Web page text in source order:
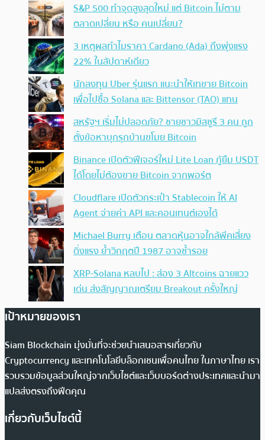
S&P 500 ทำจุดสูงสุดใหม่ แต่ Bitcoin ไม่ตาม
ตลาดเปลี่ยน หรือ คนเปลี่ยน?
3 เหตุผลทำไมราคา Cardano (Ada) ถึงพุ่งแรง
22% ในสัปดาห์เดียว
นักลงทุน Uber รุ่นแรก แนะนำให้เทขาย Bitcoin
เพื่อไปซื้อ Solana และ Bittensor (TAO) แทน
สหรัฐฯ เริ่มไม่ปลอดภัย? ชายชาวมิสซูรี 3 คน ถูก
ตั้งข้อหาบุกรุกบ้านขโมย Bitcoin
Binance เปิดตัวฟีเจอร์ใหม่ Lite Loan กู้ยืม USDT
ได้โดยไม่ต้องขาย Bitcoin จากพอร์ต
Cloudflare เปิดตัวกระเป๋า Stablecoin ให้ AI
Agent จ่ายค่า API และคอนเทนต์เองได้
Michael Burry เตือน ตลาดหุ้นอาจใกล้พีคเสี่ยง
ดิ่งแรง ย้ำวิกฤตปี 1987 อาจซ้ำรอย
XRP-Solana หลบไป : ส่อง 3 Altcoins ฉายแวว
เด่น ส่งสัญญาณเตรียม Breakout ครั้งใหญ่
เป้าหมายของเรา
Siam Blockchain มุ่งมั่นที่จะช่วยนำเสนอสารเกี่ยวกับ
Cryptocurrency และเทคโนโลยีบล็อกเชนเพื่อคนไทย ในภาษาไทย เรา
รวบรวมข้อมูลส่วนใหญ่จากเว็บไซต์และเว็บบอร์ดต่างประเทศและนำมา
แปลส่งตรงถึงฟีดคุณ
เกี่ยวกับเว็บไซต์นี้